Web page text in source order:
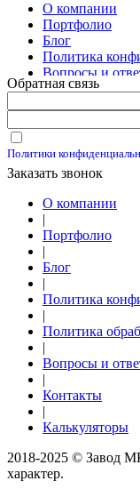
О компании
Портфолио
Блог
Политика
Вопросы и
Контакты
Обратная связь
Политики
Заказать звонок
О компании
|
Портфолио
|
Блог
|
Политика
|
Политика
|
Вопросы и
|
Контакты
|
Калькуляторы
2018-2025 © Завод
характер.